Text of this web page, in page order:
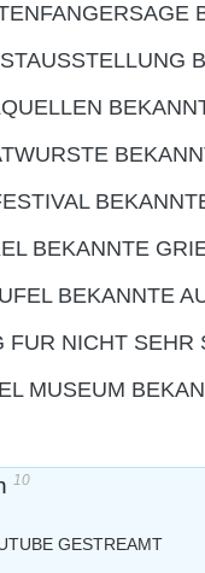
BEKANNTE
BEKANNTE
FUR NICHT
MUSEUM
10
GESTREAMT